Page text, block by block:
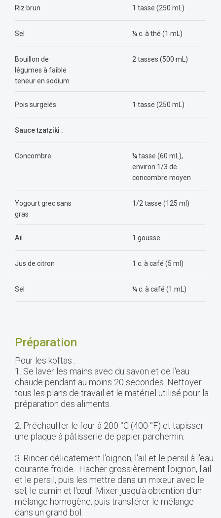
Riz brun 1 tasse (250 mL)
Sel ¼ c. à thé (1 mL)
Bouillon de
légumes à faible
teneur en sodium
2 tasses (500 mL)
Pois surgelés 1 tasse (250 mL)
Sauce tzatziki :
Concombre
¼ tasse (60 mL),
environ 1/3 de
concombre moyen
Yogourt grec sans
gras
1/2 tasse (125 ml)
Ail 1 gousse
Jus de citron 1 c. à café (5 ml)
Sel ¼ c. à café (1 mL)
Préparation
Pour les koftas :
1. Se laver les mains avec du savon et de l'eau
chaude pendant au moins 20 secondes. Nettoyer
tous les plans de travail et le matériel utilisé pour la
préparation des aliments.
2. Préchauffer le four à 200 °C (400 °F) et tapisser
une plaque à pâtisserie de papier parchemin.
3. Rincer délicatement l'oignon, l'ail et le persil à l'eau
courante froide. Hacher grossièrement l'oignon, l'ail
et le persil, puis les mettre dans un mixeur avec le
sel, le cumin et l'œuf. Mixer jusqu'à obtention d'un
mélange homogène, puis transférer le mélange
dans un grand bol.